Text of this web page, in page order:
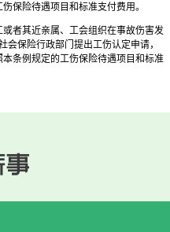
保险待遇项目和标准支付费用。
者其近亲属、工会组织在事故伤害发
会保险行政部门提出工伤认定申请，
条例规定的工伤保险待遇项目和标准